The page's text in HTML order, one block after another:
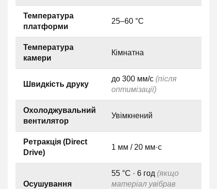
Температура
платформи
25–60 °C
Температура
камери
Кімнатна
Швидкість друку
до 300 мм/с (після
оптимізації)
Охолоджувальний
вентилятор
Увімкнений
Ретракція (Direct
Drive)
1 мм / 20 мм·с
Осушування
55 °C · 6 год (якщо
матеріал увібрав